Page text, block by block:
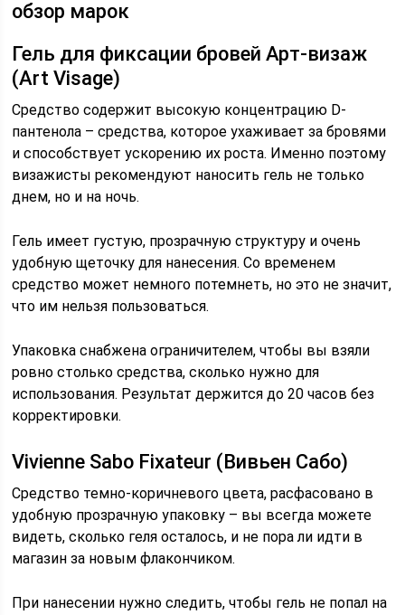
обзор марок
Гель для фиксации бровей Арт-визаж
(Art Visage)
Средство содержит высокую концентрацию D-
пантенола – средства, которое ухаживает за бровями
и способствует ускорению их роста. Именно поэтому
визажисты рекомендуют наносить гель не только
днем, но и на ночь.
Гель имеет густую, прозрачную структуру и очень
удобную щеточку для нанесения. Со временем
средство может немного потемнеть, но это не значит,
что им нельзя пользоваться.
Упаковка снабжена ограничителем, чтобы вы взяли
ровно столько средства, сколько нужно для
использования. Результат держится до 20 часов без
корректировки.
Vivienne Sabo Fixateur (Вивьен Сабо)
Средство темно-коричневого цвета, расфасовано в
удобную прозрачную упаковку – вы всегда можете
видеть, сколько геля осталось, и не пора ли идти в
магазин за новым флакончиком.
При нанесении нужно следить, чтобы гель не попал на